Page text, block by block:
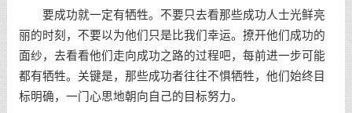
要成功就一定有牺牲。不要只去看那些成功人士光鲜亮
丽的时刻，不要以为他们只是比我们幸运。撩开他们成功的
面纱，去看看他们走向成功之路的过程吧，每前进一步可能
都有牺牲。关键是，那些成功者往往不惧牺牲，他们始终目
标明确，一门心思地朝向自己的目标努力。